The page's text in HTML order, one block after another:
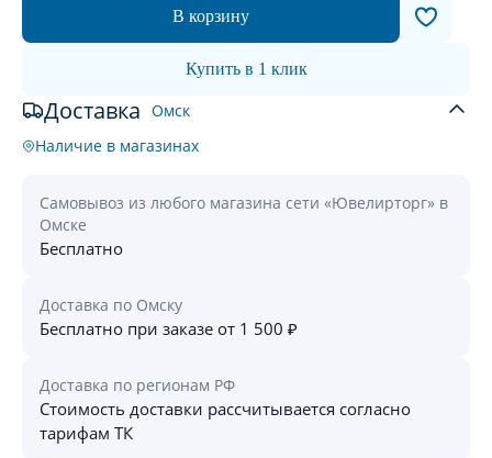
В корзину
Купить в 1 клик
Доставка Омск
Наличие в магазинах
Самовывоз из любого магазина сети «Ювелирторг» в
Омске
Бесплатно
Доставка по Омску
Бесплатно при заказе от 1 500 ₽
Доставка по регионам РФ
Стоимость доставки рассчитывается согласно
тарифам ТК